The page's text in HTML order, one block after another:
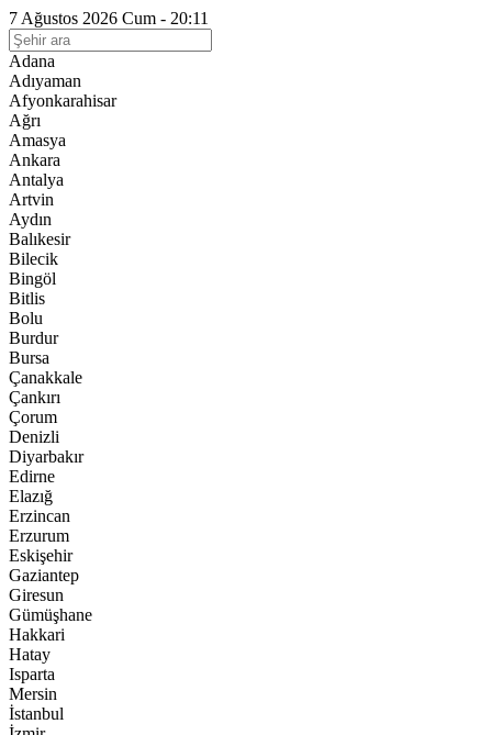
7 Ağustos 2026 Cum - 20:11
Adana
Adıyaman
Afyonkarahisar
Ağrı
Amasya
Ankara
Antalya
Artvin
Aydın
Balıkesir
Bilecik
Bingöl
Bitlis
Bolu
Burdur
Bursa
Çanakkale
Çankırı
Çorum
Denizli
Diyarbakır
Edirne
Elazığ
Erzincan
Erzurum
Eskişehir
Gaziantep
Giresun
Gümüşhane
Hakkari
Hatay
Isparta
Mersin
İstanbul